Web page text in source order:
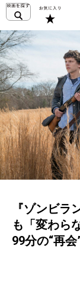
『ゾンビラ
も「変わら
99分の“再会